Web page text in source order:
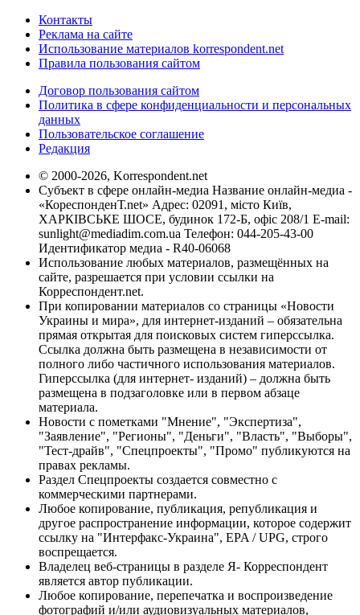
Контакты
Реклама на сайте
Использование материалов korrespondent.net
Правила пользования сайтом
Договор пользования сайтом
Политика в сфере конфиденциальности и персональных
данных
Пользовательское соглашение
Редакция
© 2000-2026, Korrespondent.net
Субъект в сфере онлайн-медиа Название онлайн-медиа -
«КореспонденТ.net» Адрес: 02091, місто Київ,
ХАРКІВСЬКЕ ШОСЕ, будинок 172-Б, офіс 208/1 E-mail:
sunlight@mediadim.com.ua Телефон: 044-205-43-00
Идентификатор медиа - R40-06068
Использование любых материалов, размещённых на
сайте, разрешается при условии ссылки на
Корреспондент.net.
При копировании материалов со страницы «Новости
Украины и мира», для интернет-изданий – обязательна
прямая открытая для поисковых систем гиперссылка.
Ссылка должна быть размещена в независимости от
полного либо частичного использования материалов.
Гиперссылка (для интернет- изданий) – должна быть
размещена в подзаголовке или в первом абзаце
материала.
Новости с пометками "Мнение", "Экспертиза",
"Заявление", "Регионы", "Деньги", "Власть", "Выборы",
"Тест-драйв", "Спецпроекты", "Промо" публикуются на
правах рекламы.
Раздел Спецпроекты создается совместно с
коммерческими партнерами.
Любое копирование, публикация, републикация и
другое распространение информации, которое содержит
ссылку на "Интерфакс-Украина", EPA / UPG, строго
воспрещается.
Владелец веб-страницы в разделе Я- Корреспондент
является автор публикации.
Любое копирование, перепечатка и воспроизведение
фотографий и/или аудиовизуальных материалов,